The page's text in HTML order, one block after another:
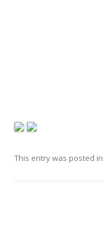
This entry was posted in